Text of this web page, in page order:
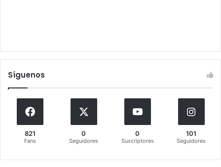
Síguenos
821
Fans
0
Seguidores
0
Suscriptores
101
Seguidores